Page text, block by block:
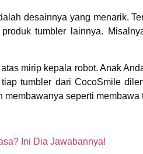
desainnya yang menarik.
tumbler lainnya.
mirip kepala robot. Anak
tumbler dari CocoSmile
seperti membawa
Ini Dia Jawabannya!